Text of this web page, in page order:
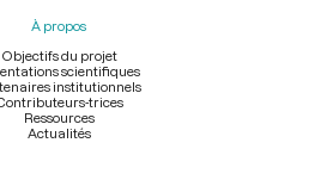
À propos
Objectifs du projet
scientifiques
institutionnels
trices
Ressources
Actualités